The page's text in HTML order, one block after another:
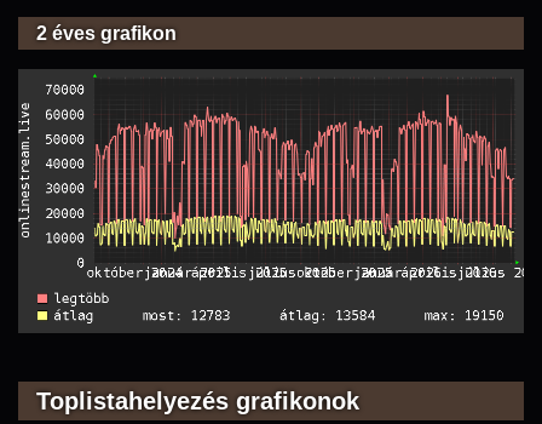
2 éves grafikon
Toplistahelyezés grafikonok